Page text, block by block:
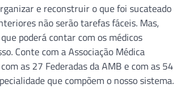
e reconstruir o que foi sucateado
não serão tarefas fáceis. Mas,
poderá contar com os médicos
Conte com a Associação Médica
as 27 Federadas da AMB e com as 54
que compõem o nosso sistema.